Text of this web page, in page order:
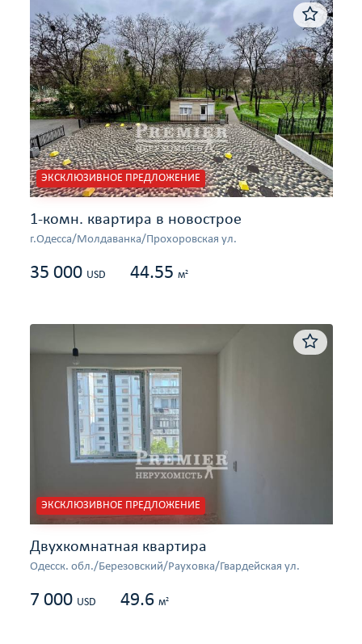
ЭКСКЛЮЗИВНОЕ ПРЕДЛОЖЕНИЕ
1-комн. квартира в новострое
г.Одесса/Молдаванка/Прохоровская ул.
35 000 USD 44.55 м2
ЭКСКЛЮЗИВНОЕ ПРЕДЛОЖЕНИЕ
Двухкомнатная квартира
Одесcк. обл./Березовский/Рауховка/Гвардейская ул.
7 000 USD 49.6 м2